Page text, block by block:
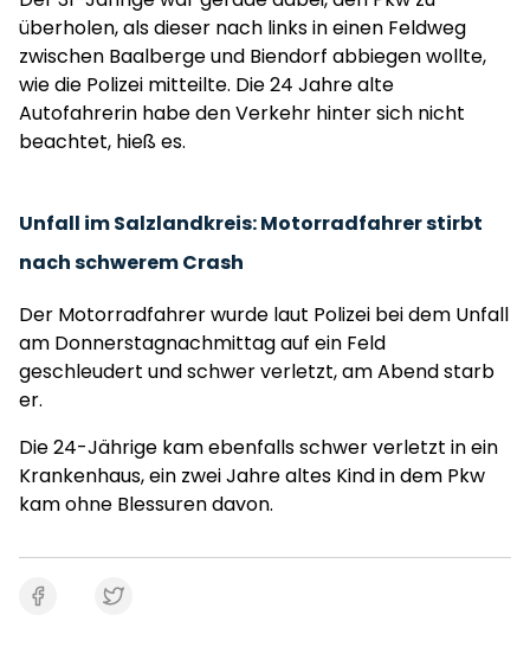
überholen, als dieser nach links in einen Feldweg
zwischen Baalberge und Biendorf abbiegen wollte,
wie die Polizei mitteilte. Die 24 Jahre alte
Autofahrerin habe den Verkehr hinter sich nicht
beachtet, hieß es.
Unfall im Salzlandkreis: Motorradfahrer stirbt
nach schwerem Crash
Der Motorradfahrer wurde laut Polizei bei dem Unfall
am Donnerstagnachmittag auf ein Feld
geschleudert und schwer verletzt, am Abend starb
er.
Die 24-Jährige kam ebenfalls schwer verletzt in ein
Krankenhaus, ein zwei Jahre altes Kind in dem Pkw
kam ohne Blessuren davon.